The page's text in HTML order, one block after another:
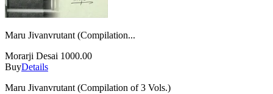
Maru Jivanvrutant (Compilation...
Morarji Desai 1000.00
BuyDetails
Maru Jivanvrutant (Compilation of 3 Vols.)